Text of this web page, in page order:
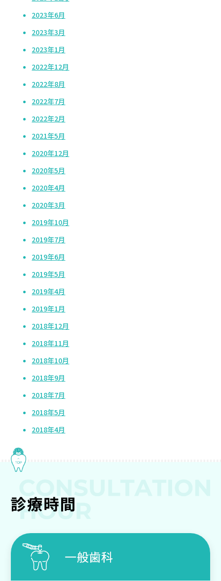
2023年6月
2023年3月
2023年1月
2022年12月
2022年8月
2022年7月
2022年2月
2021年5月
2020年12月
2020年5月
2020年4月
2020年3月
2019年10月
2019年7月
2019年6月
2019年5月
2019年4月
2019年1月
2018年12月
2018年11月
2018年10月
2018年9月
2018年7月
2018年5月
2018年4月